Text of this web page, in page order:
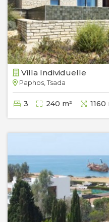
Villa Individuelle
Paphos, Tsada
3 240 m² 1160